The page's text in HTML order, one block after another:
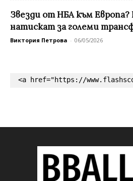
Звезди от НБА към
натискат за големи
Виктория Петрова - 06/05/2026
<a href="https://